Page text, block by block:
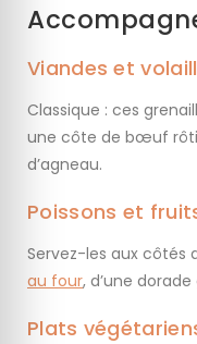
Viandes et
Classique : ces
une côte de bœuf
d’agneau.
Poissons et
Servez-les aux côtés
au four, d’une
Plats